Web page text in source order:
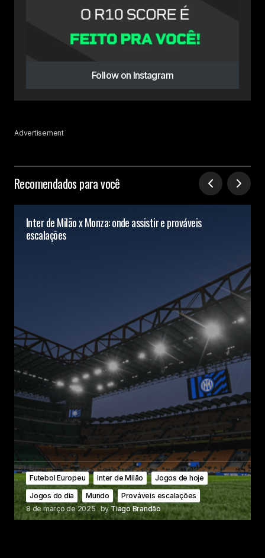
Follow on Instagram
Advertisement
Recomendados para você
Inter de Milão x Monza: onde assistir e prováveis
escalações
Futebol Europeu Inter de Milão
Jogos de hoje
Jogos do dia
Mundo
Prováveis escalações
8 de março de 2025 byTiago Brandão